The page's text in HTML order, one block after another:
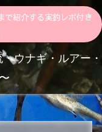
で紹介する実釣レポ付き
ウナギ・ルアー・